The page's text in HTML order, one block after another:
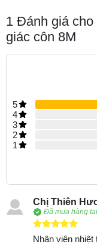
1 Đánh giá cho
giác côn 8M
5
4
3
2
1
Chị Thiên
Đã mua hàng
Nhân viên nhiệt